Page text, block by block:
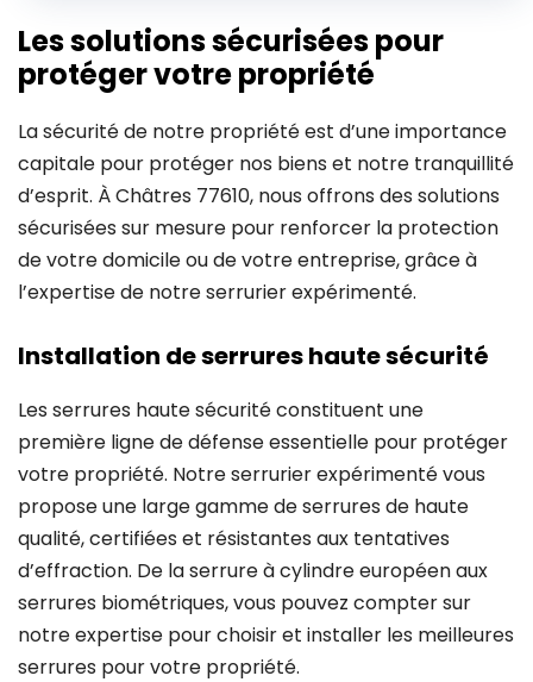
Les solutions sécurisées pour
protéger votre propriété
La sécurité de notre propriété est d’une importance
capitale pour protéger nos biens et notre tranquillité
d’esprit. À Châtres 77610, nous offrons des solutions
sécurisées sur mesure pour renforcer la protection
de votre domicile ou de votre entreprise, grâce à
l’expertise de notre serrurier expérimenté.
Installation de serrures haute sécurité
Les serrures haute sécurité constituent une
première ligne de défense essentielle pour protéger
votre propriété. Notre serrurier expérimenté vous
propose une large gamme de serrures de haute
qualité, certifiées et résistantes aux tentatives
d’effraction. De la serrure à cylindre européen aux
serrures biométriques, vous pouvez compter sur
notre expertise pour choisir et installer les meilleures
serrures pour votre propriété.